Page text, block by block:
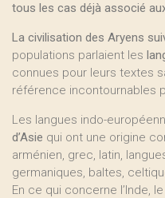
tous les cas déjà associé
La civilisation des Aryens
populations parlaient les
connues pour leurs textes
référence incontournables
Les langues indo-
d’Asie qui ont une origine
arménien, grec, latin,
germaniques, baltes,
En ce qui concerne l’Inde, le